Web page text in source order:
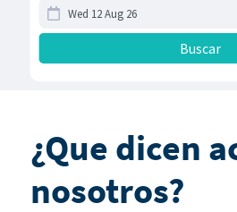
¿Que dicen
nosotros?